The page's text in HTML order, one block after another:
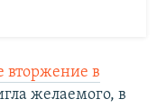
вторжение в
желаемого, в